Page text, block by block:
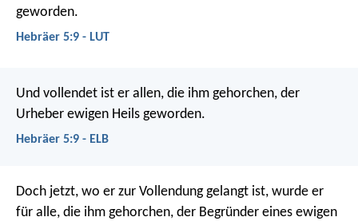
geworden.
Hebräer 5:9 - LUT
Und vollendet ist er allen, die ihm gehorchen, der
Urheber ewigen Heils geworden.
Hebräer 5:9 - ELB
Doch jetzt, wo er zur Vollendung gelangt ist, wurde er
für alle, die ihm gehorchen, der Begründer eines ewigen